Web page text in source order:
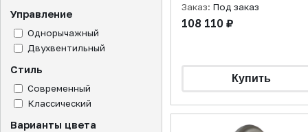
Управление
Однорычажный
Двухвентильный
Стиль
Современный
Классический
Варианты цвета
Заказ: Под заказ
108 110 ₽